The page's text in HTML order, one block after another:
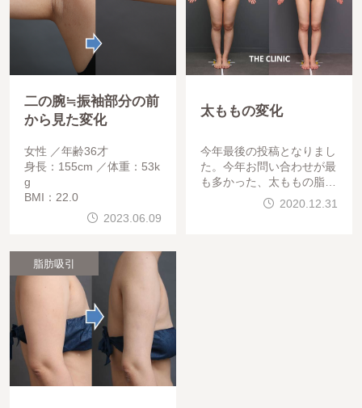
二の腕≒振袖部分の前
から見た変化
女性
年齢36才
身長：155cm
体重：53k
g
BMI：22.0
2023.06.09
太ももの変化
今年最後の投稿となりまし
た。今年お問い合わせが最
も多かった、太ももの脂肪
吸引の症例写真です。20代
女性やや筋肉質でしたが、
2020.12.31
脂肪吸引